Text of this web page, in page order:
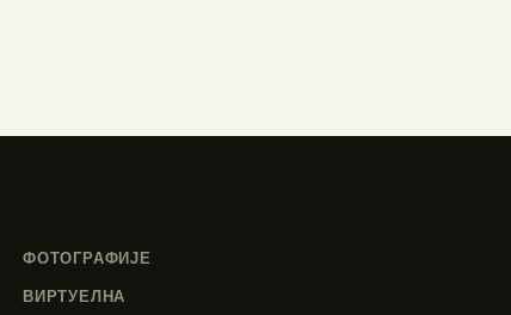
ФОТОГРАФИЈЕ
ВИРТУЕЛНА